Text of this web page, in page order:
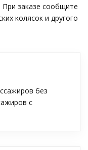
заказе сообщите
колясок и другого
без
с